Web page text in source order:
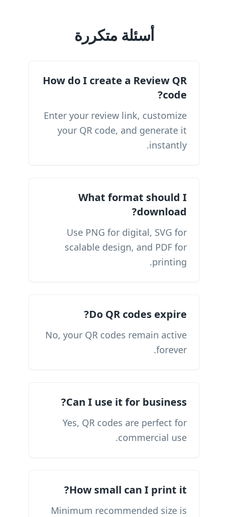
أسئلة متكررة
How do I create a Review QR
code?
Enter your review link, customize
your QR code, and generate it
instantly.
What format should I
download?
Use PNG for digital, SVG for
scalable design, and PDF for
printing.
Do QR codes expire?
No, your QR codes remain active
forever.
Can I use it for business?
Yes, QR codes are perfect for
commercial use.
How small can I print it?
Minimum recommended size is